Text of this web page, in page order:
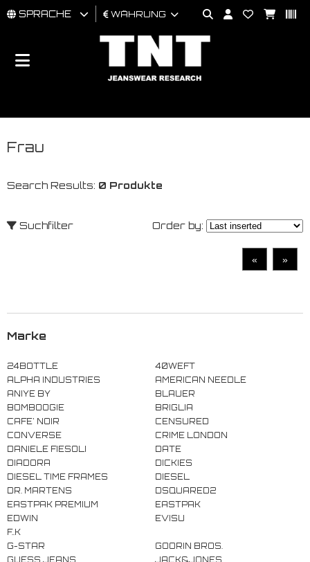
MÄNNER
BRAND
SPRACHE WÄHRUNG
Frau
Search Results: 0 Produkte
Suchfilter Order by:
« »
Marke
24BOTTLE
40WEFT
ALPHA INDUSTRIES
AMERICAN NEEDLE
ANIYE BY
BLAUER
BOMBOOGIE
BRIGLIA
CAFE' NOIR
CENSURED
CONVERSE
CRIME LONDON
DANIELE FIESOLI
DATE
DIADORA
DICKIES
DIESEL TIME FRAMES
DIESEL
DR. MARTENS
DSQUARED2
EASTPAK PREMIUM
EASTPAK
EDWIN
EVISU
F..K
G-STAR
GOORIN BROS.
GUESS JEANS
JACK&JONES